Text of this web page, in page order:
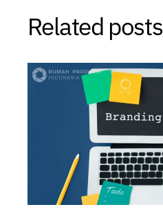
Related posts